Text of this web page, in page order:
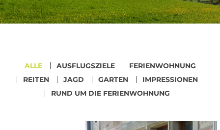
ALLE AUSFLUGSZIELE
FERIENWOHNUNG
REITEN
JAGD GARTEN
IMPRESSIONEN
RUND UM DIE FERIENWOHNUNG